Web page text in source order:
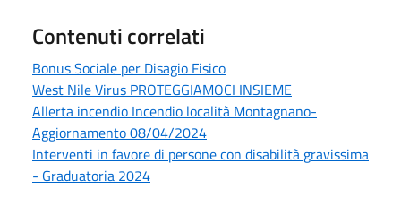
Contenuti correlati
Bonus Sociale per Disagio Fisico
West Nile Virus PROTEGGIAMOCI INSIEME
Allerta incendio Incendio località Montagnano-
Aggiornamento 08/04/2024
Interventi in favore di persone con disabilità gravissima
- Graduatoria 2024